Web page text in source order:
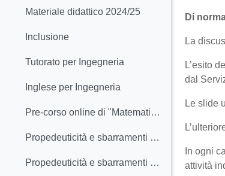
Materiale didattico 2024/25
Inclusione
Tutorato per Ingegneria
Inglese per Ingegneria
Pre-corso online di "Matematica di Base"
Propedeuticità e sbarramenti a partire dalla coorte 2023/24- curriculum FORMATIVO
Propedeuticità e sbarramenti a partire dalla coorte 2023/24 - curriculum INDUSTRIALE
Di
La
L’esito
dal
Le slide
In ogni
attività